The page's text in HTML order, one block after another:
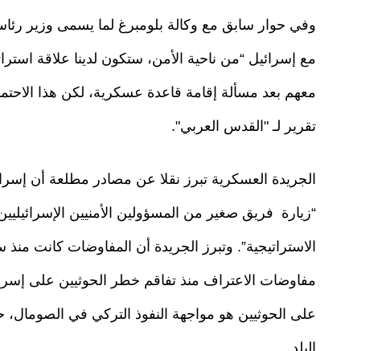
وفي حوار سابق مع وكالة بلومبرغ لما يسمى وزير
مع إسرائيل “من ناحية الأمن، ستكون لدينا علاقة
معهم بعد مسألة إقامة قاعدة عسكرية، لكن هذا
تقرير لـ "القدس العربي".
الجريدة العسكرية تبرز نقلا عن مصادر مطلعة أن
“زيارة فريق صغير من المسؤولين الأمنيين
الاستراتيجية”. وتبرز الجريدة أن المفاوضات كانت
مفاوضات الاعتراف منذ تفاقم خطر الحوثيين على
على الحوثيين هو مواجهة النفوذ التركي في